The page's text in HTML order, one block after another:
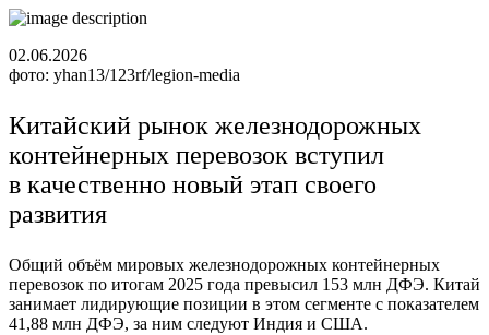
02.06.2026
фото: yhan13/123rf/legion-media
Китайский рынок железнодорожных
контейнерных перевозок вступил
в качественно новый этап своего
развития
Общий объём мировых железнодорожных контейнерных
перевозок по итогам 2025 года превысил 153 млн ДФЭ. Китай
занимает лидирующие позиции в этом сегменте с показателем
41,88 млн ДФЭ, за ним следуют Индия и США.